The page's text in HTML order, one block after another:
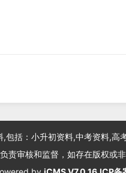
包括：小升初资料,中考资料,高
责审核和监督，如存在版权或